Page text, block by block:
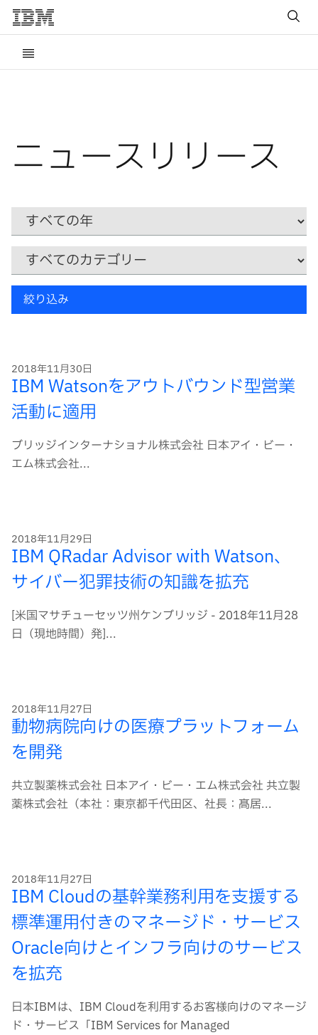
ニュースリリース
Year
カ
ゴ
リ
キ
ワ
絞り込み
2018年11月30日
IBM Watsonをアウトバウンド型営業
活動に適用
ブリッジインターナショナル株式会社 日本アイ・ビー・
エム株式会社...
2018年11月29日
IBM QRadar Advisor with Watson、
サイバー犯罪技術の知識を拡充
[米国マサチューセッツ州ケンブリッジ - 2018年11月28
日（現地時間）発]...
2018年11月27日
動物病院向けの医療プラットフォーム
を開発
共立製薬株式会社 日本アイ・ビー・エム株式会社 共立製
薬株式会社（本社：東京都千代田区、社長：髙居...
2018年11月27日
IBM Cloudの基幹業務利用を支援する
標準運用付きのマネージド・サービス
Oracle向けとインフラ向けのサービス
を拡充
日本IBMは、IBM Cloudを利用するお客様向けのマネージ
ド・サービス「IBM Services for Managed